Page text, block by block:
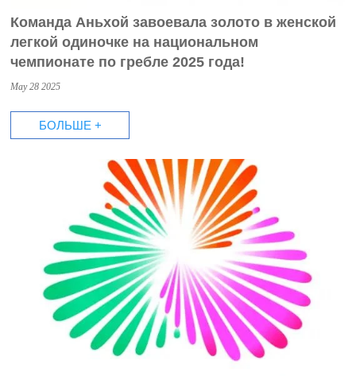
Команда Аньхой завоевала золото в женской
легкой одиночке на национальном
чемпионате по гребле 2025 года!
May 28 2025
БОЛЬШЕ +